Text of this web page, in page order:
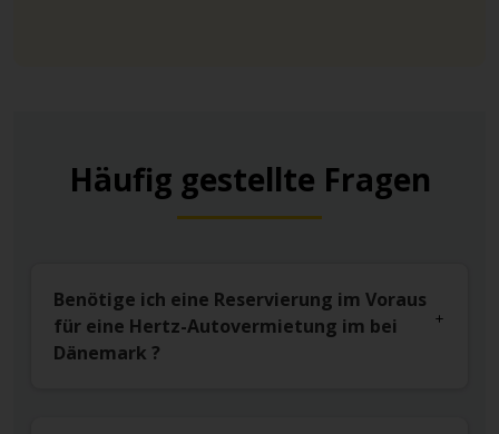
Häufig gestellte Fragen
Benötige ich eine Reservierung im Voraus
für eine Hertz-Autovermietung im bei
Dänemark ?